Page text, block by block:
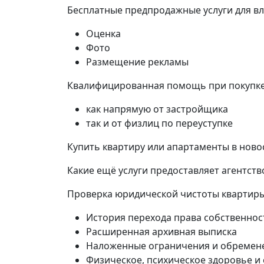
Бесплатные предпродажные услуги для
Оценка
Фото
Размещение рекламы
Квалифицированная помощь при
как напрямую от застройщика
так и от физлиц по переуступке
Купить квартиру или апартаменты в
Какие ещё услуги предоставляет
Проверка юридической чистоты
История перехода права
Расширенная архивная выписка
Наложенные ограничения и
Физическое, психическое здоровье